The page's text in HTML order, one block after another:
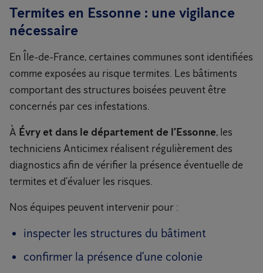
Termites en Essonne : une vigilance
nécessaire
En Île-de-France, certaines communes sont identifiées
comme exposées au risque termites. Les bâtiments
comportant des structures boisées peuvent être
concernés par ces infestations.
À Évry et dans le département de l’Essonne, les
techniciens Anticimex réalisent régulièrement des
diagnostics afin de vérifier la présence éventuelle de
termites et d’évaluer les risques.
Nos équipes peuvent intervenir pour :
inspecter les structures du bâtiment
confirmer la présence d’une colonie